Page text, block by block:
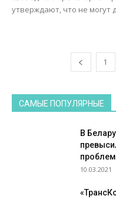
утверждают, что не могут
1
САМЫЕ ПОПУЛЯРНЫЕ
В
10.03.2021